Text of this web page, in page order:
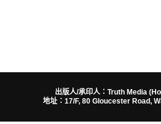
出版人/承印人：Truth Media
地址：17/F, 80 Gloucester Road,